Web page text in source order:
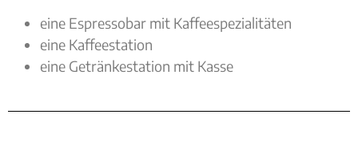
eine Espressobar mit Kaffeespezialitäten
eine Kaffeestation
eine Getränkestation mit Kasse